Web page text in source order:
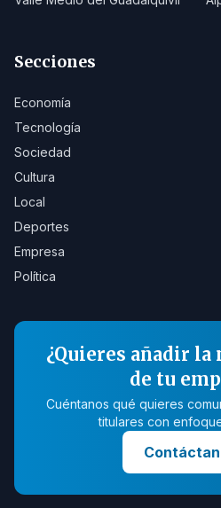
Secciones
Economía
Tecnología
Sociedad
Cultura
Local
Deportes
Empresa
Política
¿Quieres añadir la
de tu
Cuéntanos qué quieres
titulares con